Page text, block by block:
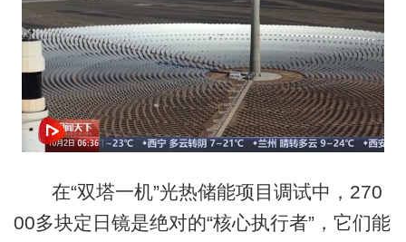
在“双塔一机”光热储能项目调试中，270
00多块定日镜是绝对的“核心执行者”，它们能